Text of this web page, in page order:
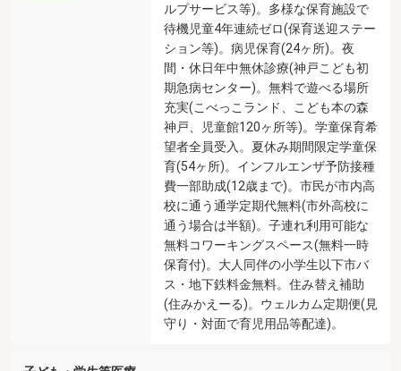
ルプサービス等)。多様な保育施設で
待機児童4年連続ゼロ(保育送迎ステー
ション等)。病児保育(24ヶ所)。夜
間・休日年中無休診療(神戸こども初
期急病センター)。無料で遊べる場所
充実(こべっこランド、こども本の森
神戸、児童館120ヶ所等)。学童保育希
望者全員受入。夏休み期間限定学童保
育(54ヶ所)。インフルエンザ予防接種
費一部助成(12歳まで)。市民が市内高
校に通う通学定期代無料(市外高校に
通う場合は半額)。子連れ利用可能な
無料コワーキングスペース(無料一時
保育付)。大人同伴の小学生以下市バ
ス・地下鉄料金無料。住み替え補助
(住みかえーる)。ウェルカム定期便(見
守り・対面で育児用品等配達)。